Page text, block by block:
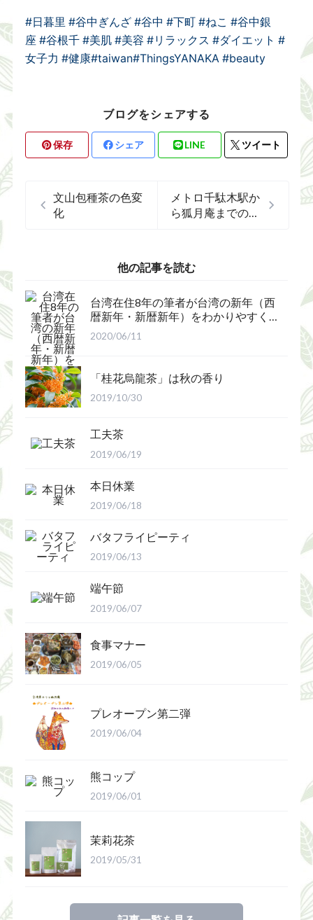
#日暮里 #谷中ぎんざ #谷中 #下町 #ねこ #谷中銀
座 #谷根千 #美肌 #美容 #リラックス #ダイエット #
女子力 #健康#taiwan#ThingsYANAKA #beauty
ブログをシェアする
保存 シェア LINE ツイート
文山包種茶の色変
化
メトロ千駄木駅か
ら狐月庵までのル
他の記事を読む
台湾在住8年の筆者が台湾の新年（西
暦新年・新暦新年）をわかりやすく
解説
2020/06/11
「桂花烏龍茶」は秋の香り
2019/10/30
工夫茶
2019/06/19
本日休業
2019/06/18
バタフライピーティ
2019/06/13
端午節
2019/06/07
食事マナー
2019/06/05
プレオープン第二弾
2019/06/04
熊コップ
2019/06/01
茉莉花茶
2019/05/31